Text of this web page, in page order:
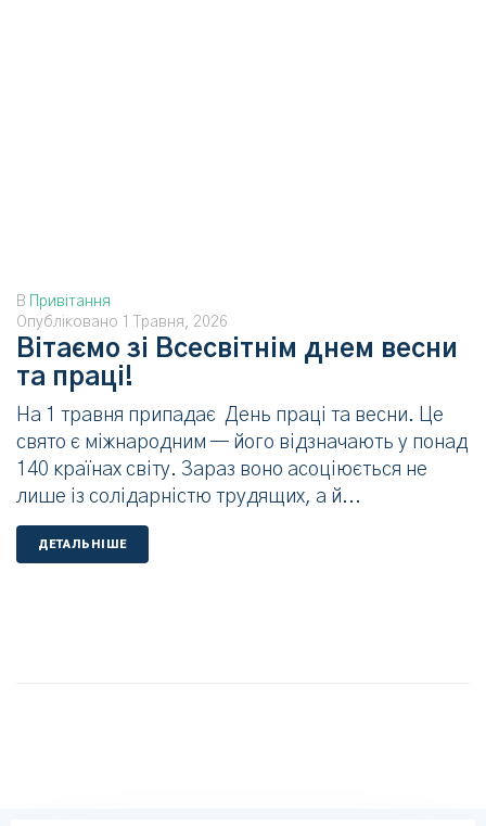
В
Привітання
Опубліковано
1 Травня, 2026
Вітаємо зі Всесвітнім днем весни
та праці!
На 1 травня припадає День праці та весни. Це
свято є міжнародним — його відзначають у понад
140 країнах світу. Зараз воно асоціюється не
лише із солідарністю трудящих, а й...
ДЕТАЛЬНIШЕ